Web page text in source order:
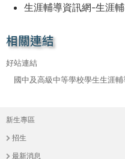
CITIZENSHIP
生涯輔導資訊網-生涯
相關連結
好站連結
國中及高級中等學校學生生涯輔
主
選
新生專區
招生
最新消息